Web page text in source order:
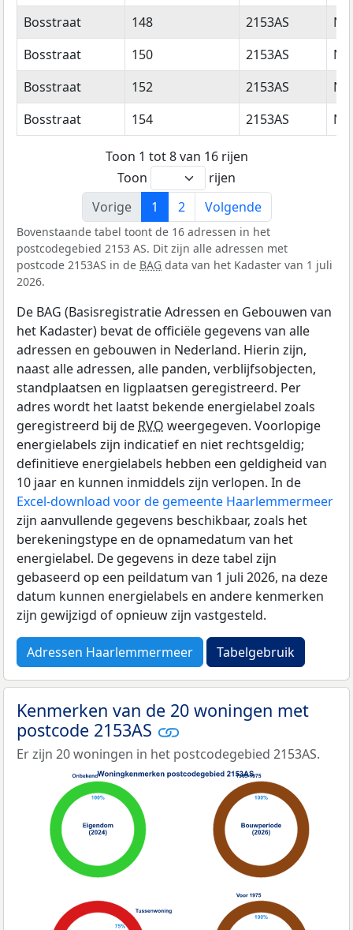
Bosstraat
148 2153AS
Bosstraat
150 2153AS
Bosstraat
152 2153AS
Bosstraat
154 2153AS
Toon 1 tot 8 van 16 rijen
Toon
rijen
Vorige
1 2 Volgende
Bovenstaande tabel toont de 16 adressen in het
postcodegebied 2153 AS. Dit zijn alle adressen met
postcode 2153AS in de BAG data van het Kadaster van 1 juli
2026.
De BAG (Basisregistratie Adressen en Gebouwen van
het Kadaster) bevat de officiële gegevens van alle
adressen en gebouwen in Nederland. Hierin zijn,
naast alle adressen, alle panden, verblijfsobjecten,
standplaatsen en ligplaatsen geregistreerd. Per
adres wordt het laatst bekende energielabel zoals
geregistreerd bij de RVO weergegeven. Voorlopige
energielabels zijn indicatief en niet rechtsgeldig;
definitieve energielabels hebben een geldigheid van
10 jaar en kunnen inmiddels zijn verlopen. In de
Excel-download voor de gemeente Haarlemmermeer
zijn aanvullende gegevens beschikbaar, zoals het
berekeningstype en de opnamedatum van het
energielabel. De gegevens in deze tabel zijn
gebaseerd op een peildatum van 1 juli 2026, na deze
datum kunnen energielabels en andere kenmerken
zijn gewijzigd of opnieuw zijn vastgesteld.
Adressen Haarlemmermeer Tabelgebruik
Kenmerken van de 20 woningen met
postcode 2153AS
Er zijn 20 woningen in het postcodegebied 2153AS.